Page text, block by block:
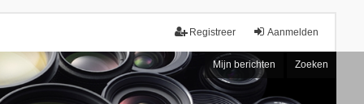
Aanmelden
Registreer
Mijn berichten Zoeken